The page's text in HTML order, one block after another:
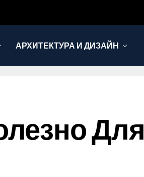
АРХИТЕКТУРА И ДИЗАЙН
Для